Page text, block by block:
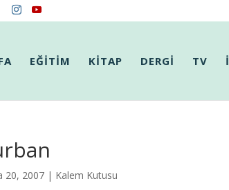
EĞİTİM KİTAP DERGİ TV
20, 2007 | Kalem Kutusu